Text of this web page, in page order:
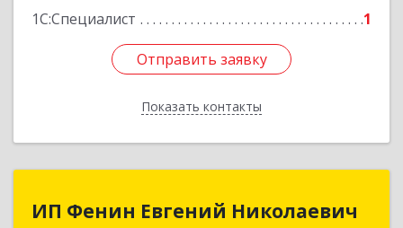
1С:Специалист
1
Отправить заявку
Показать контакты
Отправить заявку
Назад
ИП Фенин Евгений Николаевич
ИП Фенин Евгений Николаевич